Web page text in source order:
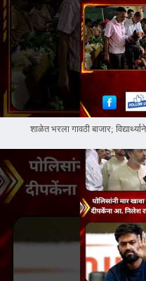
शाळेत भरला गावठी बाजार;